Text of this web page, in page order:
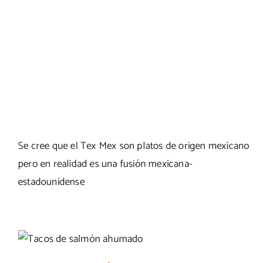
Se cree que el Tex Mex son platos de origen mexicano
pero en realidad es una fusión mexicana-
estadounidense
Tacos de salmón ahumado